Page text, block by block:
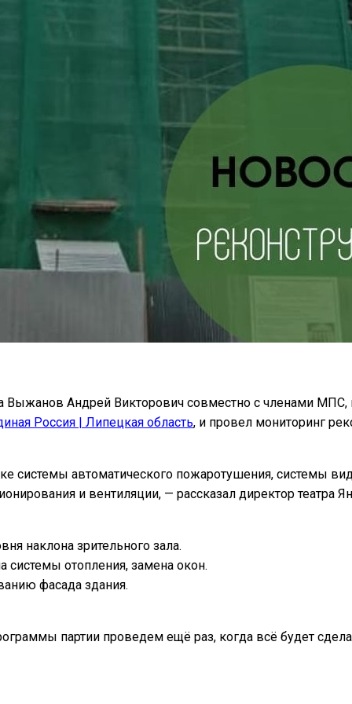
Выжанов Андрей Викторович совместно с членами МПС,
Россия | Липецкая область, и провел мониторинг
системы автоматического пожаротушения, системы
и вентиляции, — рассказал директор театра
наклона зрительного зала.
системы отопления, замена окон.
фасада здания.
партии проведем ещё раз, когда всё будет